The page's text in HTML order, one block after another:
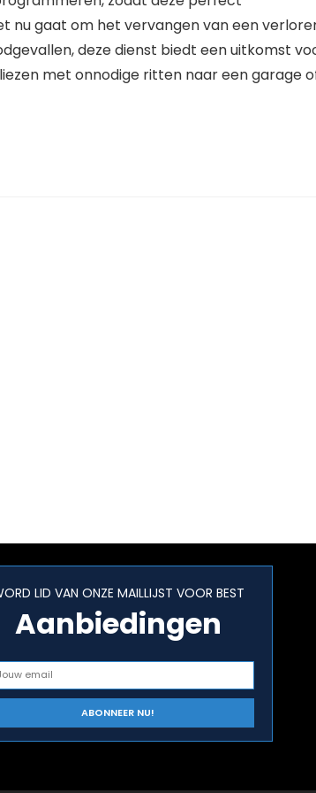
nu gaat om het vervangen van een
deze dienst biedt een uitkomst
met onnodige ritten naar een garage
LID VAN ONZE MAILLIJST VOOR BEST
Aanbiedingen